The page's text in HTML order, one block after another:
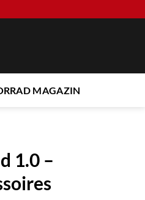
MAGAZIN
1.0 –